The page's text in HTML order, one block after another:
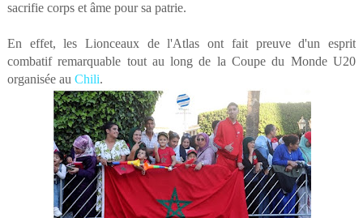
sacrifie corps et âme pour sa patrie.
En effet, les Lionceaux de l'Atlas ont fait preuve d'un esprit
combatif remarquable tout au long de la Coupe du Monde U20
organisée au Chili.